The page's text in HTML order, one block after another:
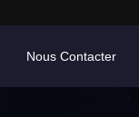
Nous Contacter